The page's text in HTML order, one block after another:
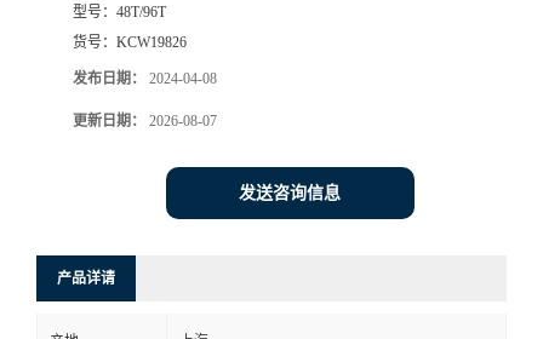
型号： 48T/96T
货号： KCW19826
发布日期： 2024-04-08
更新日期： 2026-08-07
发送咨询信息
产品详请